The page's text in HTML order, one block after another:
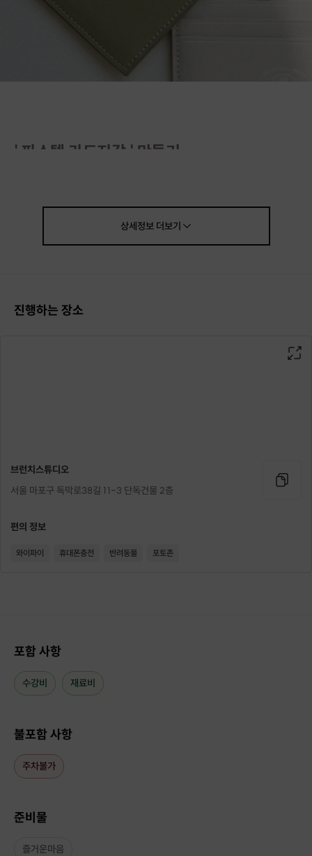
' 파스텔 카드지갑 ' 만들기
매일 편하게 사용하기 좋은 데일리 지갑을 만들어봅니다
상세정보더보기
진행하는 장소
브런치스튜디오
서울 마포구 독막로38길 11-3 단독건물 2층
편의 정보
와이파이 휴대폰충전 반려동물 포토존
포함 사항
수강비 재료비
불포함 사항
주차불가
준비물
즐거운마음